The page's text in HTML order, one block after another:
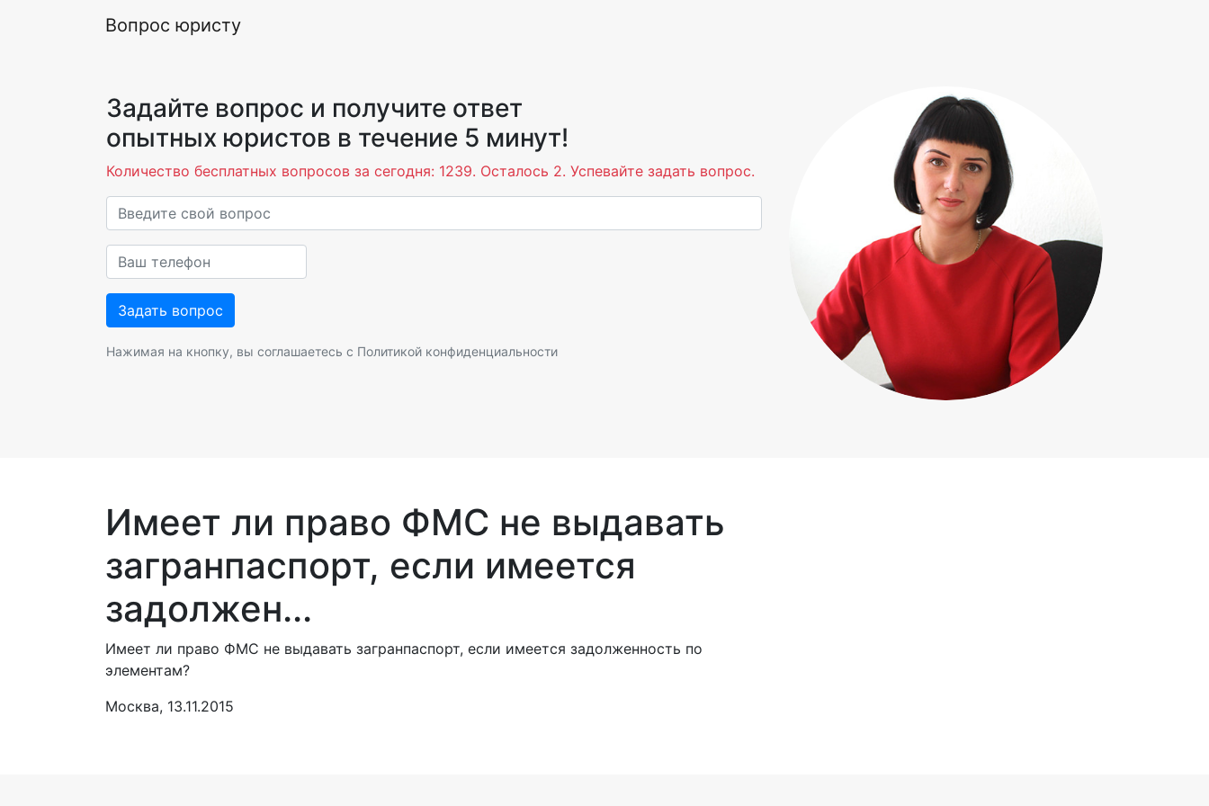
Вопрос юристу
Задайте вопрос и получите ответ
опытных юристов в течение 5 минут!
Количество бесплатных вопросов за сегодня: 1239. Осталось 2. Успевайте задать вопрос.
Нажимая на кнопку, вы соглашаетесь с Политикой конфиденциальности
Имеет ли право ФМС не выдавать
загранпаспорт, если имеется
задолжен...
Имеет ли право ФМС не выдавать загранпаспорт, если имеется задолженность по
элементам?
Москва, 13.11.2015